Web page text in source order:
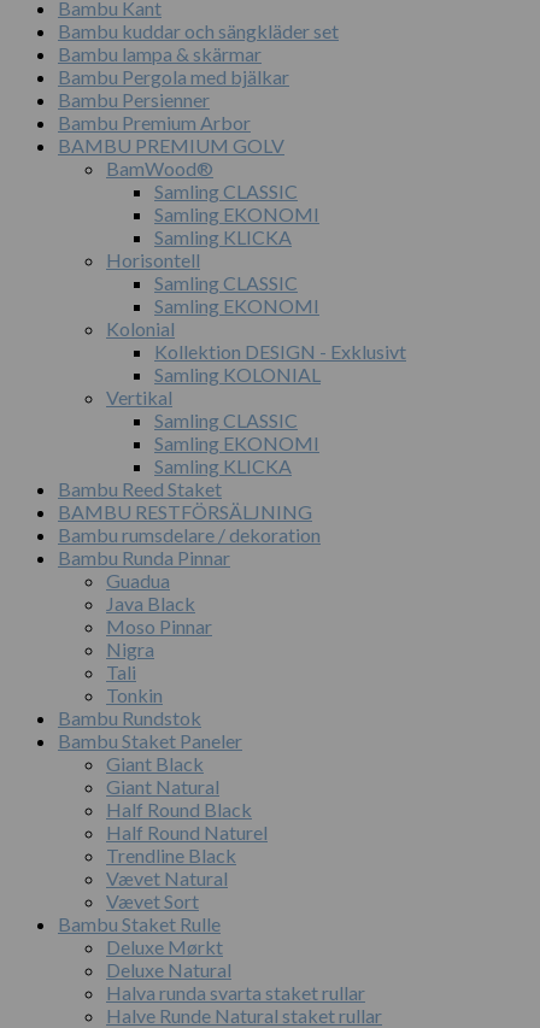
Bambu Kant
Bambu kuddar och sängkläder set
Bambu lampa & skärmar
Bambu Pergola med bjälkar
Bambu Persienner
Bambu Premium Arbor
BAMBU PREMIUM GOLV
BamWood®
Samling CLASSIC
Samling EKONOMI
Samling KLICKA
Horisontell
Samling CLASSIC
Samling EKONOMI
Kolonial
Kollektion DESIGN - Exklusivt
Samling KOLONIAL
Vertikal
Samling CLASSIC
Samling EKONOMI
Samling KLICKA
Bambu Reed Staket
BAMBU RESTFÖRSÄLJNING
Bambu rumsdelare / dekoration
Bambu Runda Pinnar
Guadua
Java Black
Moso Pinnar
Nigra
Tali
Tonkin
Bambu Rundstok
Bambu Staket Paneler
Giant Black
Giant Natural
Half Round Black
Half Round Naturel
Trendline Black
Vævet Natural
Vævet Sort
Bambu Staket Rulle
Deluxe Mørkt
Deluxe Natural
Halva runda svarta staket rullar
Halve Runde Natural staket rullar